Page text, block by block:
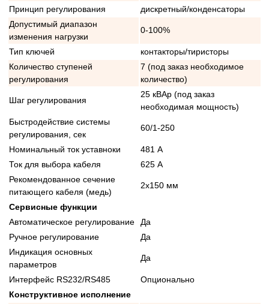
Принцип регулирования
дискретный/конденсаторы
Допустимый диапазон
изменения нагрузки
0-100%
Тип ключей
контакторы/тиристоры
Количество ступеней
регулирования
7 (под заказ необходимое
количество)
Шаг регулирования
25 кВАр (под заказ
необходимая мощность)
Быстродействие системы
регулирования, сек
60/1-250
Номинальный ток уставноки
481 А
Ток для выбора кабеля
625 А
Рекомендованное сечение
питающего кабеля (медь)
2x150 мм
Сервисные функции
Автоматическое регулирование
Да
Ручное регулирование
Да
Индикация основных
параметров
Да
Интерфейс RS232/RS485
Опционально
Конструктивное исполнение